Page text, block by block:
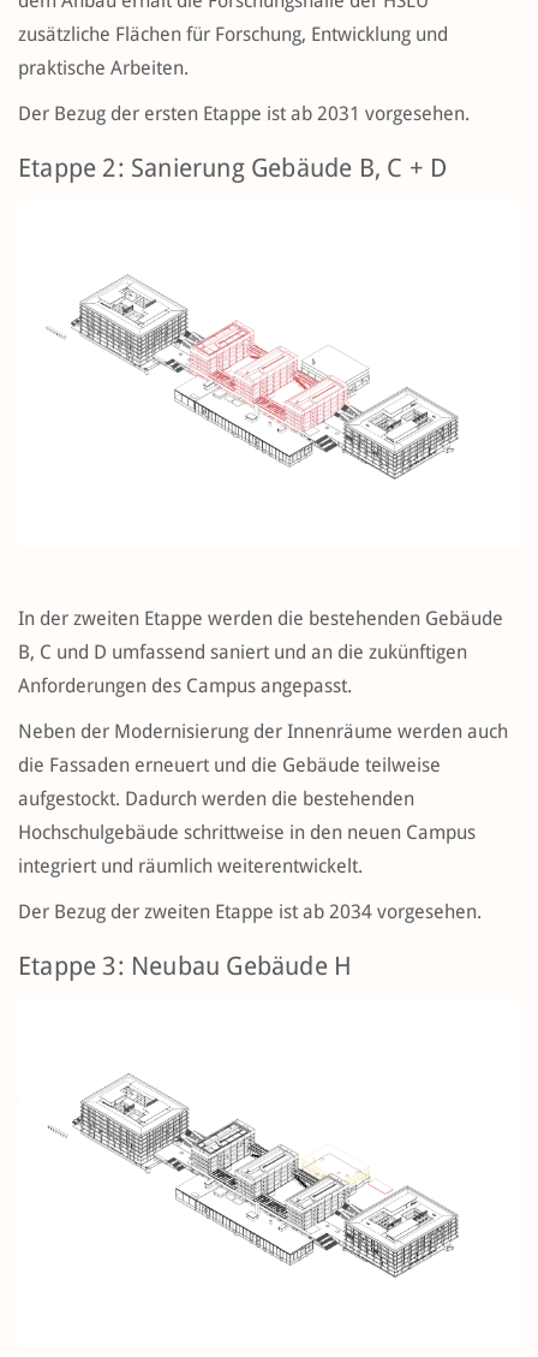
zusätzliche Flächen für Forschung, Entwicklung und
praktische Arbeiten.
Der Bezug der ersten Etappe ist ab 2031 vorgesehen.
Etappe 2: Sanierung Gebäude B, C + D
In der zweiten Etappe werden die bestehenden Gebäude
B, C und D umfassend saniert und an die zukünftigen
Anforderungen des Campus angepasst.
Neben der Modernisierung der Innenräume werden auch
die Fassaden erneuert und die Gebäude teilweise
aufgestockt. Dadurch werden die bestehenden
Hochschulgebäude schrittweise in den neuen Campus
integriert und räumlich weiterentwickelt.
Der Bezug der zweiten Etappe ist ab 2034 vorgesehen.
Etappe 3: Neubau Gebäude H